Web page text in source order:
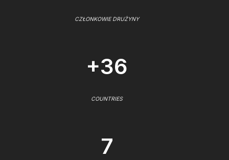
CZŁONKOWIE DRUŻYNY
+36
COUNTRIES
7